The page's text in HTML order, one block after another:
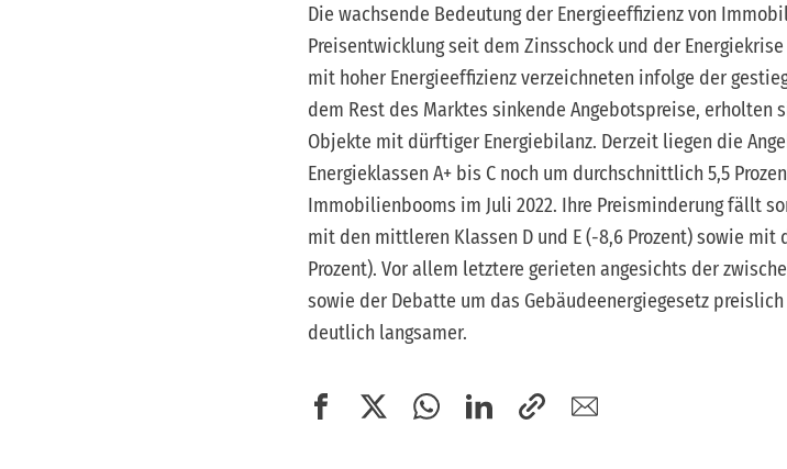
Die wachsende Bedeutung der Energieeffizienz von
Preisentwicklung seit dem Zinsschock und der
mit hoher Energieeffizienz verzeichneten infolge der
dem Rest des Marktes sinkende Angebotspreise,
Objekte mit dürftiger Energiebilanz. Derzeit liegen die
Energieklassen A+ bis C noch um durchschnittlich 5,5
Immobilienbooms im Juli 2022. Ihre Preisminderung fällt
mit den mittleren Klassen D und E (-8,6 Prozent) sowie mit
Prozent). Vor allem letztere gerieten angesichts der
sowie der Debatte um das Gebäudeenergiegesetz
deutlich langsamer.